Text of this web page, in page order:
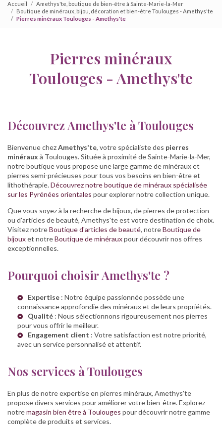
Accueil
Amethys'te, boutique de bien-être à Sainte-Marie-la-Mer
Boutique de minéraux, bijou, décoration et bien-être Toulouges - Amethys'te
Pierres minéraux Toulouges - Amethys'te
Pierres minéraux
Toulouges - Amethys'te
Découvrez Amethys'te à Toulouges
Bienvenue chezAmethys'te, votre spécialiste des pierres
minéraux à Toulouges. Située à proximité de Sainte-Marie-la-Mer,
notre boutique vous propose une large gamme de minéraux et
pierres semi-précieuses pour tous vos besoins en bien-être et
lithothérapie.Découvrez notre boutique de minéraux spécialisée
sur les Pyrénées orientales pour explorer notre collection unique.
Que vous soyez à la recherche de bijoux, de pierres de protection
ou d'articles de beauté, Amethys'te est votre destination de choix.
Visitez notreBoutique d'articles de beauté, notreBoutique de
bijouxet notreBoutique de minérauxpour découvrir nos offres
exceptionnelles.
Pourquoi choisir Amethys'te ?
Expertise : Notre équipe passionnée possède une
connaissance approfondie des minéraux et de leurs propriétés.
Qualité : Nous sélectionnons rigoureusement nos pierres
pour vous offrir le meilleur.
Engagement client : Votre satisfaction est notre priorité,
avec un service personnalisé et attentif.
Nos services à Toulouges
En plus de notre expertise en pierres minéraux, Amethys'te
propose divers services pour améliorer votre bien-être. Explorez
notremagasin bien être à Toulouges pour découvrir notre gamme
complète de produits et services.